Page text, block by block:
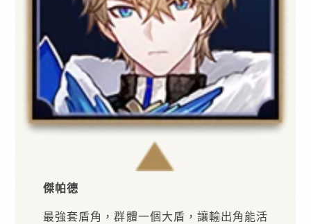
傑帕德
最強套盾角，群體一個大盾，讓輸出角能活